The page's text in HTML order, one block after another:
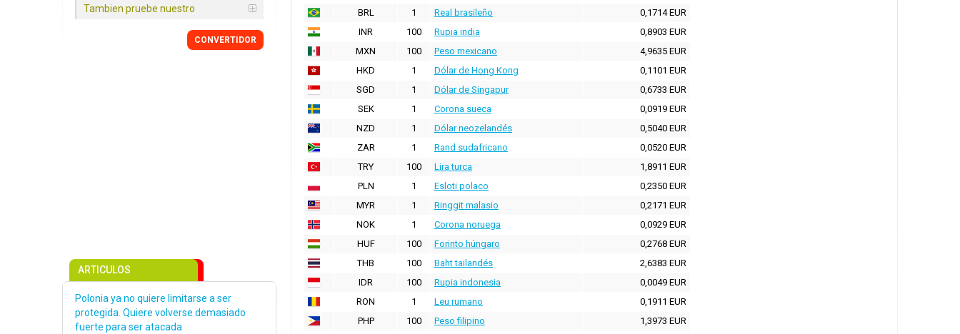
BRL
1 Real brasileño
0,1714 EUR
INR
100 Rupia india
0,8903 EUR
MXN
100 Peso mexicano
4,9635 EUR
HKD
1 Dólar de Hong Kong
0,1101 EUR
SGD
1 Dólar de Singapur
0,6733 EUR
SEK
1 Corona sueca
0,0919 EUR
NZD
1 Dólar neozelandés
0,5040 EUR
ZAR
1 Rand sudafricano
0,0520 EUR
TRY
100 Lira turca
1,8911 EUR
PLN
1 Esloti polaco
0,2350 EUR
MYR
1 Ringgit malasio
0,2171 EUR
NOK
1 Corona noruega
0,0929 EUR
HUF
100 Forinto húngaro
0,2768 EUR
THB
100 Baht tailandés
2,6383 EUR
IDR
100 Rupia indonesia
0,0049 EUR
RON
1 Leu rumano
0,1911 EUR
PHP
100 Peso filipino
1,3973 EUR
Tambien pruebe nuestro
CONVERTIDOR
ARTICULOS
Polonia ya no quiere limitarse a ser
protegida. Quiere volverse demasiado
fuerte para ser atacada